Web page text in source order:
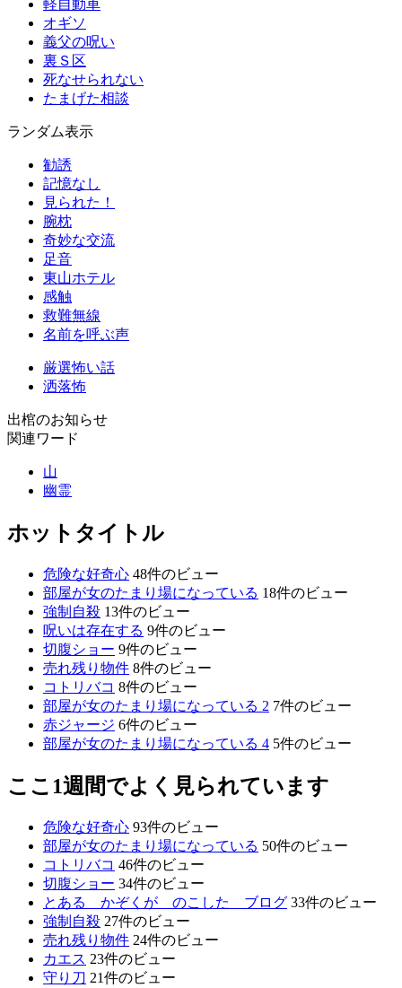
軽自動車
オギソ
義父の呪い
裏Ｓ区
死なせられない
たまげた相談
ランダム表示
勧誘
記憶なし
見られた！
腕枕
奇妙な交流
足音
東山ホテル
感触
救難無線
名前を呼ぶ声
厳選怖い話
洒落怖
出棺のお知らせ
関連ワード
山
幽霊
ホットタイトル
危険な好奇心 48件のビュー
部屋が女のたまり場になっている 18件のビュー
強制自殺 13件のビュー
呪いは存在する 9件のビュー
切腹ショー 9件のビュー
売れ残り物件 8件のビュー
コトリバコ 8件のビュー
部屋が女のたまり場になっている 2 7件のビュー
赤ジャージ 6件のビュー
部屋が女のたまり場になっている 4 5件のビュー
ここ1週間でよく見られています
危険な好奇心 93件のビュー
部屋が女のたまり場になっている 50件のビュー
コトリバコ 46件のビュー
切腹ショー 34件のビュー
とある かぞくが のこした ブログ 33件のビュー
強制自殺 27件のビュー
売れ残り物件 24件のビュー
カエス 23件のビュー
守り刀 21件のビュー